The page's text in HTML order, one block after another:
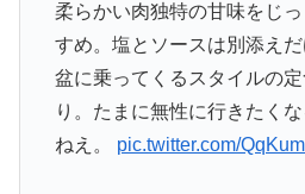
柔らかい肉独特の甘味をじ
すめ。塩とソースは別添え
盆に乗ってくるスタイルの
り。たまに無性に行きたく
ねえ。 pic.twitter.com/